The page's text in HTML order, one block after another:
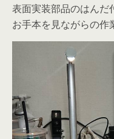
表面実装部品のはんだ
お手本を見ながらの作